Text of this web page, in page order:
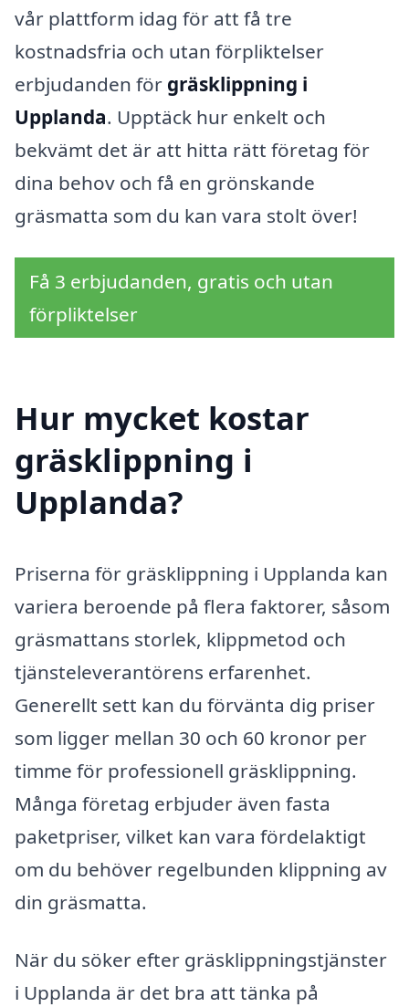
vår plattform idag för att få tre
kostnadsfria och utan förpliktelser
erbjudanden för gräsklippning i
Upplanda. Upptäck hur enkelt och
bekvämt det är att hitta rätt företag för
dina behov och få en grönskande
gräsmatta som du kan vara stolt över!
Få 3 erbjudanden, gratis och utan
förpliktelser
Hur mycket kostar
gräsklippning i
Upplanda?
Priserna för gräsklippning i Upplanda kan
variera beroende på flera faktorer, såsom
gräsmattans storlek, klippmetod och
tjänsteleverantörens erfarenhet.
Generellt sett kan du förvänta dig priser
som ligger mellan 30 och 60 kronor per
timme för professionell gräsklippning.
Många företag erbjuder även fasta
paketpriser, vilket kan vara fördelaktigt
om du behöver regelbunden klippning av
din gräsmatta.
När du söker efter gräsklippningstjänster
i Upplanda är det bra att tänka på